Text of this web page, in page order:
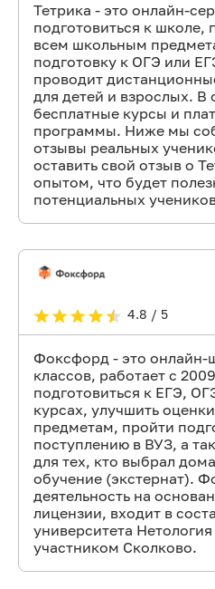
Тетрика - это онлайн-
подготовиться к школе,
всем школьным
подготовку к ОГЭ или
проводит
для детей и взрослых. В
бесплатные курсы и
программы. Ниже мы
отзывы реальных
оставить свой отзыв о
опытом, что будет
потенциальных
4.8 / 5
Фоксфорд - это онлайн-
классов, работает с
подготовиться к ЕГЭ,
курсах, улучшить
предметам, пройти
поступлению в ВУЗ, а
для тех, кто выбрал
обучение (экстернат).
деятельность на
лицензии, входит в
университета Нетология
участником Сколково.